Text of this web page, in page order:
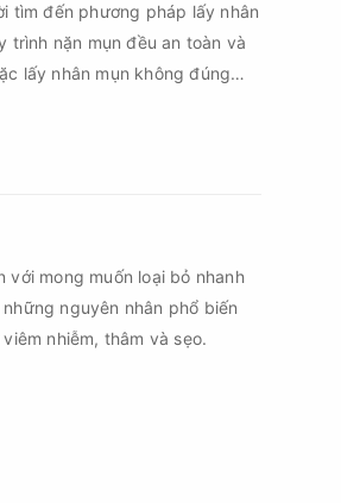
tìm đến phương pháp lấy nhân
trình nặn mụn đều an toàn và
lấy nhân mụn không đúng
và thậm chí là sẹo rỗ. Vậy
mong muốn loại bỏ nhanh
nguyên nhân phổ biến
nhiễm, thâm và sẹo.